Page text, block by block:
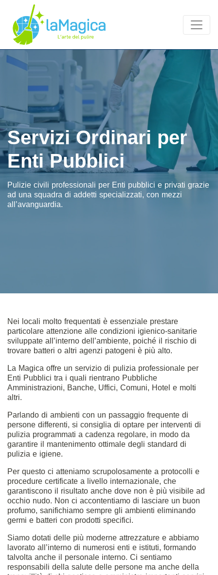
Servizi Ordinari per
Enti Pubblici
Pulizie civili professionali per Enti pubblici e privati grazie
ad una squadra di addetti specializzati, con mezzi
all’avanguardia.
Nei locali molto frequentati è essenziale prestare
particolare attenzione alle condizioni igienico-sanitarie
sviluppate all’interno dell’ambiente, poiché il rischio di
trovare batteri o altri agenzi patogeni è più alto.
La Magica offre un servizio di pulizia professionale per
Enti Pubblici tra i quali rientrano Pubbliche
Amministrazioni, Banche, Uffici, Comuni, Hotel e molti
altri.
Parlando di ambienti con un passaggio frequente di
persone differenti, si consiglia di optare per interventi di
pulizia programmati a cadenza regolare, in modo da
garantire il mantenimento ottimale degli standard di
pulizia e igiene.
Per questo ci atteniamo scrupolosamente a protocolli e
procedure certificate a livello internazionale, che
garantiscono il risultato anche dove non è più visibile ad
occhio nudo. Non ci accontentiamo di lasciare un buon
profumo, sanifichiamo sempre gli ambienti eliminando
germi e batteri con prodotti specifici.
Siamo dotati delle più moderne attrezzature e abbiamo
lavorato all’interno di numerosi enti e istituti, formando
talvolta anche il personale interno. Ci sentiamo
responsabili della salute delle persone ma anche della